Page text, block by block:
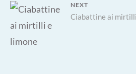
NEXT
Ciabattine ai